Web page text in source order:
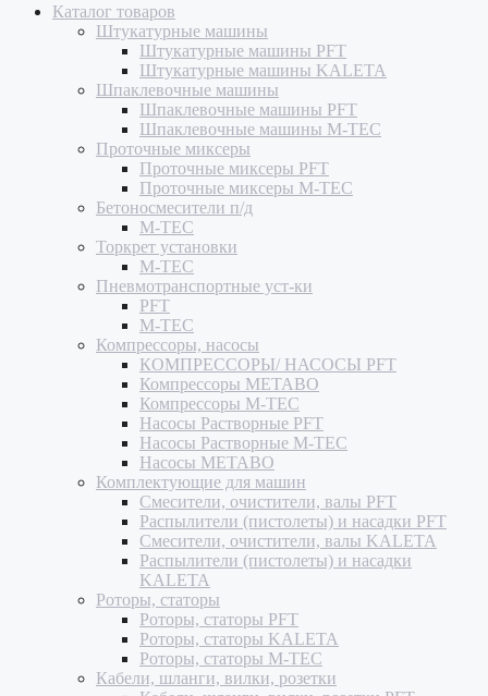
Каталог товаров
Штукатурные машины
Штукатурные машины PFT
Штукатурные машины KALETA
Шпаклевочные машины
Шпаклевочные машины PFT
Шпаклевочные машины M-TEC
Проточные миксеры
Проточные миксеры PFT
Проточные миксеры M-TEC
Бетоносмесители п/д
M-TEC
Торкрет установки
M-TEC
Пневмотранспортные уст-ки
PFT
M-TEC
Компрессоры, насосы
КОМПРЕССОРЫ/ НАСОСЫ PFT
Компрессоры METABO
Компрессоры M-TEC
Насосы Растворные PFT
Насосы Растворные M-TEC
Насосы METABO
Комплектующие для машин
Смесители, очистители, валы PFT
Распылители (пистолеты) и насадки PFT
Смесители, очистители, валы KALETA
Распылители (пистолеты) и насадки
KALETA
Роторы, статоры
Роторы, статоры PFT
Роторы, статоры KALETA
Роторы, статоры M-TEC
Кабели, шланги, вилки, розетки